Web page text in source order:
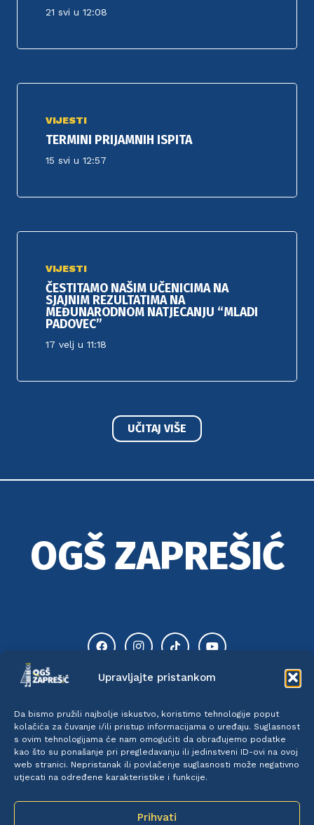
Upravljajte pristankom
Da bismo pružili najbolje iskustvo, koristimo tehnologije poput
kolačića za čuvanje i/ili pristup informacijama o uređaju. Suglasnost
s ovim tehnologijama će nam omogućiti da obrađujemo podatke
kao što su ponašanje pri pregledavanju ili jedinstveni ID-ovi na ovoj
web stranici. Nepristanak ili povlačenje suglasnosti može negativno
utjecati na određene karakteristike i funkcije.
Prihvati
21 svi u 12:08
VIJESTI
TERMINI PRIJAMNIH ISPITA
15 svi u 12:57
VIJESTI
ČESTITAMO NAŠIM UČENICIMA NA
SJAJNIM REZULTATIMA NA
MEĐUNARODNOM NATJECANJU “MLADI
PADOVEC”
17 velj u 11:18
UČITAJ VIŠE
OGŠ ZAPREŠIĆ
TIK TOK INSTAGRAM